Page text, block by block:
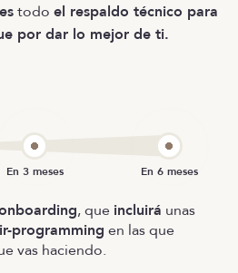
todo el respaldo técnico para
por dar lo mejor de ti.
, que incluirá unas
programming en las que
vas haciendo.